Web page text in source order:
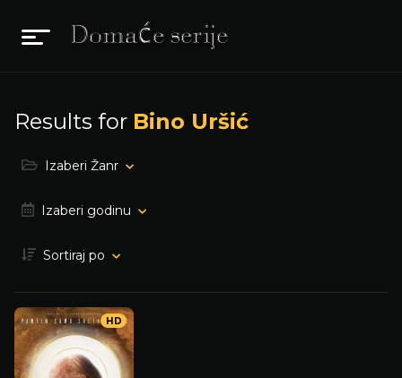
Results for Bino Uršić
Izaberi Žanr
Izaberi godinu
Sortiraj po
HD